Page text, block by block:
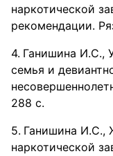
наркотической
рекомендации.
Ганишина И.С.,
семья и
288 с.
Ганишина И.С.,
наркотической